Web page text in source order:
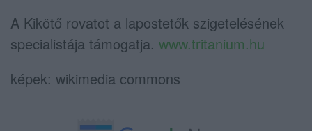
A Kikötő rovatot a lapostetők szigetelésének
specialistája támogatja. www.tritanium.hu
képek: wikimedia commons